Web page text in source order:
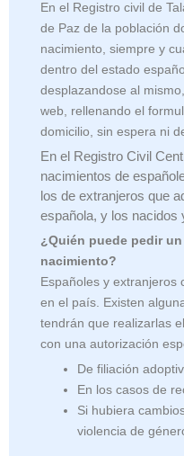
En el Registro civil de
de Paz de la población
nacimiento, siempre y
dentro del estado
desplazandose al
web, rellenando el
domicilio, sin espera ni
En el Registro Civil
nacimientos de
los de extranjeros que
española, y los nacidos
¿Quién puede pedir
nacimiento?
Españoles y extranjeros
en el país. Existen
tendrán que realizarlas
con una autorización
De filiación
En los casos de
Si hubiera
violencia de